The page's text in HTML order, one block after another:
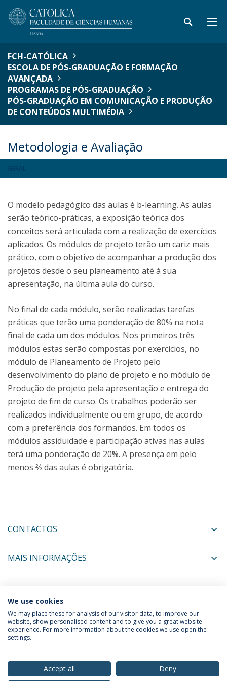
FCH-CATÓLICA
ESCOLA DE PÓS-GRADUAÇÃO E FORMAÇÃO
AVANÇADA
PROGRAMAS DE PÓS-GRADUAÇÃO
PÓS-GRADUAÇÃO EM COMUNICAÇÃO E PRODUÇÃO
DE CONTEÚDOS MULTIMÉDIA
Metodologia e Avaliação
O modelo pedagógico das aulas é b-learning. As aulas
serão teórico-práticas, a exposição teórica dos
conceitos será articulada com a realização de exercícios
aplicados. Os módulos de projeto terão um cariz mais
prático, com o objetivo de acompanhar a produção dos
projetos desde o seu planeamento até à sua
apresentação, na última aula do curso.
No final de cada módulo, serão realizadas tarefas
práticas que terão uma ponderação de 80% na nota
final de cada um dos módulos. Nos primeiros três
módulos estas serão compostas por exercícios, no
módulo de Planeamento de Projeto pelo
desenvolvimento do plano de projeto e no módulo de
Produção de projeto pela apresentação e entrega do
projeto de fim de curso. Os trabalhos poderão ser
realizados individualmente ou em grupo, de acordo
com a preferência dos formandos. Em todos os
módulos assiduidade e participação ativas nas aulas
terá uma ponderação de 20%. A presença em pelo
menos ⅔ das aulas é obrigatória.
CONTACTOS
MAIS INFORMAÇÕES
COORDENADORES
Política de Privacidade
Termos & Condições
We use cookies
We may place these for analysis of our visitor data, to improve our
website, show personalised content and to give you a great website
experience. For more information about the cookies we use open the
settings.
Accept all Deny